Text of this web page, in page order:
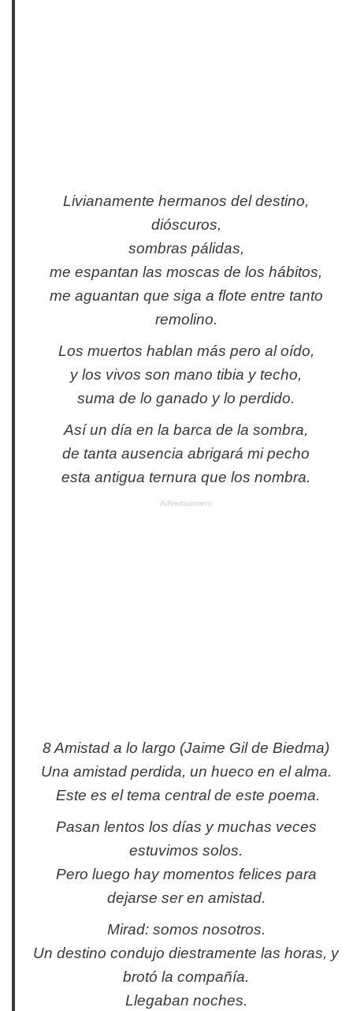
Livianamente hermanos del destino,
dióscuros,
sombras pálidas,
me espantan las moscas de los hábitos,
me aguantan que siga a flote entre tanto
remolino.
Los muertos hablan más pero al oído,
y los vivos son mano tibia y techo,
suma de lo ganado y lo perdido.
Así un día en la barca de la sombra,
de tanta ausencia abrigará mi pecho
esta antigua ternura que los nombra.
Advertisement
8 Amistad a lo largo (Jaime Gil de Biedma)
Una amistad perdida, un hueco en el alma.
Este es el tema central de este poema.
Pasan lentos los días y muchas veces
estuvimos solos.
Pero luego hay momentos felices para
dejarse ser en amistad.
Mirad: somos nosotros.
Un destino condujo diestramente las horas, y
brotó la compañía.
Llegaban noches.